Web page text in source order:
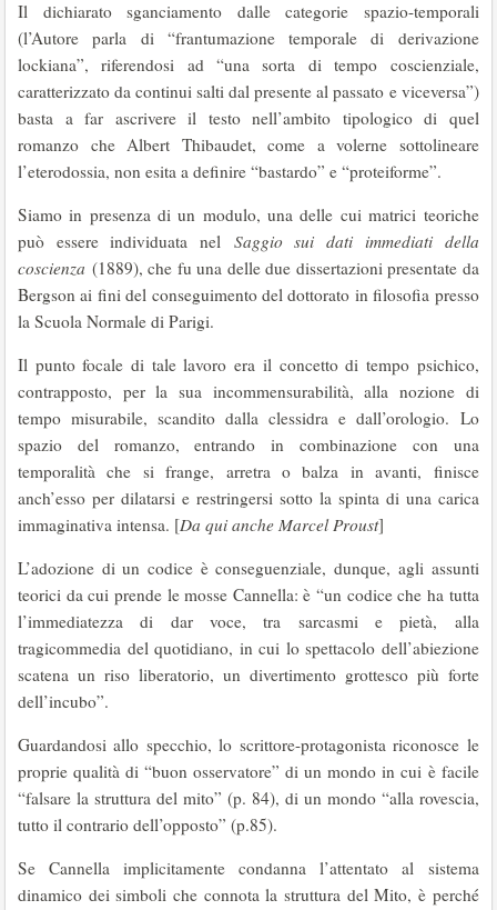
Il dichiarato sganciamento dalle categorie spazio-temporali
(l’Autore parla di “frantumazione temporale di derivazione
lockiana”, riferendosi ad “una sorta di tempo coscienziale,
caratterizzato da continui salti dal presente al passato e viceversa”)
basta a far ascrivere il testo nell’ambito tipologico di quel
romanzo che Albert Thibaudet, come a volerne sottolineare
l’eterodossia, non esita a definire “bastardo” e “proteiforme”.
Siamo in presenza di un modulo, una delle cui matrici teoriche
può essere individuata nel Saggio sui dati immediati della
coscienza (1889), che fu una delle due dissertazioni presentate da
Bergson ai fini del conseguimento del dottorato in filosofia presso
la Scuola Normale di Parigi.
Il punto focale di tale lavoro era il concetto di tempo psichico,
contrapposto, per la sua incommensurabilità, alla nozione di
tempo misurabile, scandito dalla clessidra e dall’orologio. Lo
spazio del romanzo, entrando in combinazione con una
temporalità che si frange, arretra o balza in avanti, finisce
anch’esso per dilatarsi e restringersi sotto la spinta di una carica
immaginativa intensa. [Da qui anche Marcel Proust]
L’adozione di un codice è conseguenziale, dunque, agli assunti
teorici da cui prende le mosse Cannella: è “un codice che ha tutta
l’immediatezza di dar voce, tra sarcasmi e pietà, alla
tragicommedia del quotidiano, in cui lo spettacolo dell’abiezione
scatena un riso liberatorio, un divertimento grottesco più forte
dell’incubo”.
Guardandosi allo specchio, lo scrittore-protagonista riconosce le
proprie qualità di “buon osservatore” di un mondo in cui è facile
“falsare la struttura del mito” (p. 84), di un mondo “alla rovescia,
tutto il contrario dell’opposto” (p.85).
Se Cannella implicitamente condanna l’attentato al sistema
dinamico dei simboli che connota la struttura del Mito, è perché